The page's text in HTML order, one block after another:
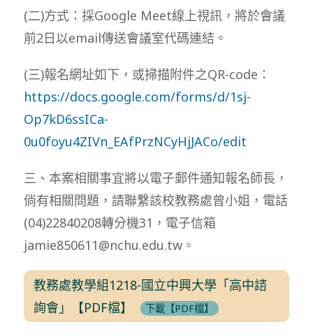
(二)方式：採Google Meet線上視訊，將於會議
前2日以email傳送會議室代碼連結。
(三)報名網址如下，或掃描附件之QR-code：
https://docs.google.com/forms/d/1sj-
Op7kD6ssICa-
0u0foyu4ZIVn_EAfPrzNCyHjJACo/edit
三、本案相關事宜將以電子郵件通知報名師長，
倘有相關問題，請聯繫該校教務處曾小姐，電話
(04)22840208轉分機31，電子信箱
jamie850611@nchu.edu.tw。
教務處教學組1218-國立中興大學「高中諮
詢會」【PDF檔】
下載【PDF檔】